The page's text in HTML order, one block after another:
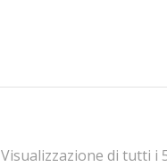
Visualizzazione di tutti i